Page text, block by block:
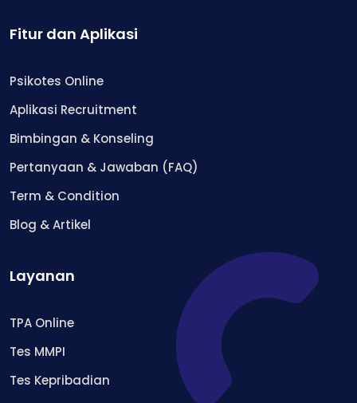
Fitur dan Aplikasi
Psikotes Online
Aplikasi Recruitment
Bimbingan & Konseling
Pertanyaan & Jawaban (FAQ)
Term & Condition
Blog & Artikel
Layanan
TPA Online
Tes MMPI
Tes Kepribadian